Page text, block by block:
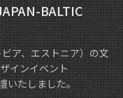
BALTIC
ア、エストニア）の文
インイベント
いたしました。